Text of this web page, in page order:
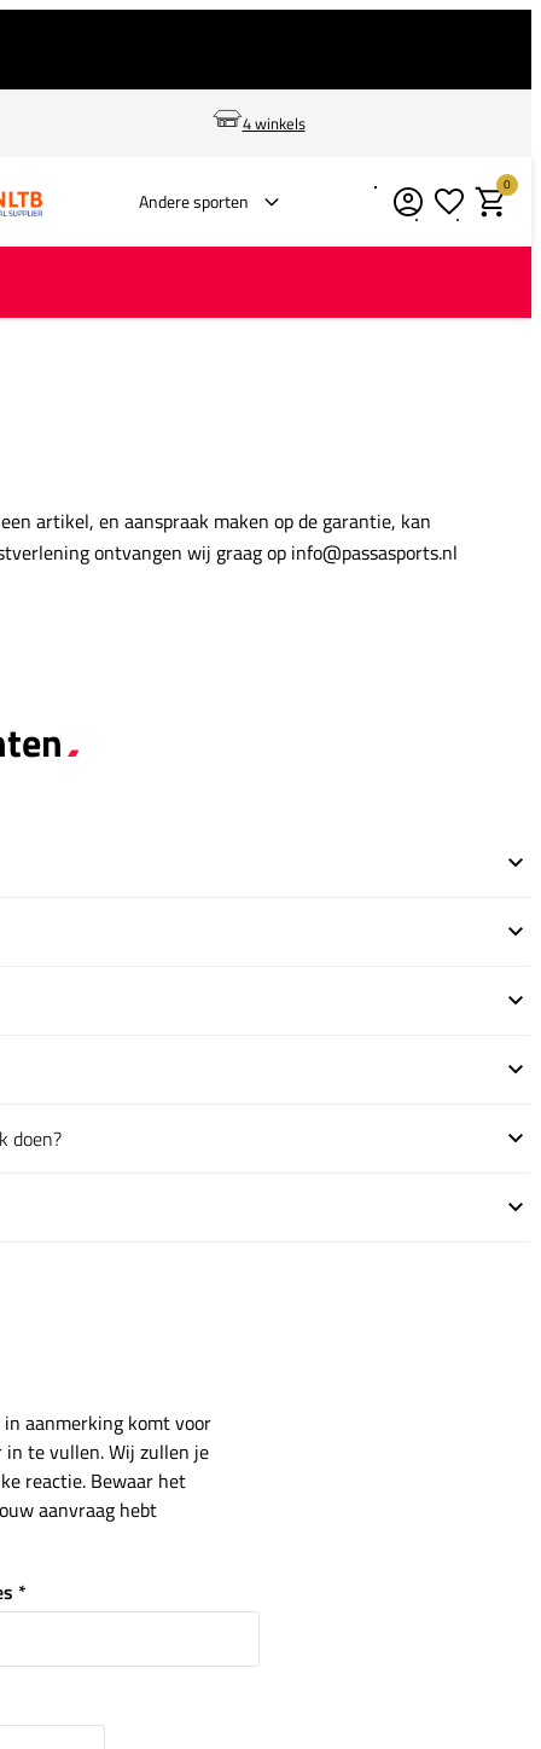
4 winkels
Andere sporten Verlanglijstje
0
artikel, en aanspraak maken op de garantie, kan
ontvangen wij graag op info@passasports.nl
doen?
aanmerking komt voor
te vullen. Wij zullen je
reactie. Bewaar het
aanvraag hebt
*